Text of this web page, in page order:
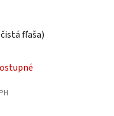
fľaša)